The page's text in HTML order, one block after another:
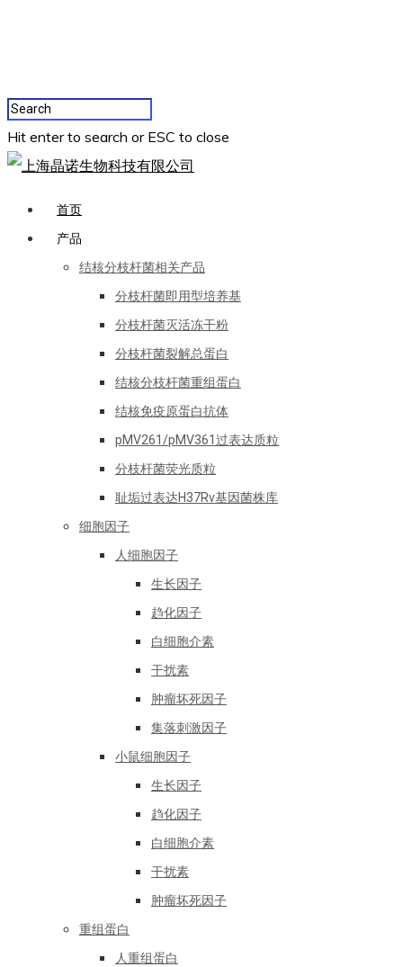
Hit enter to search or ESC to close
首页
产品
结核分枝杆菌相关产品
分枝杆菌即用型培养基
分枝杆菌灭活冻干粉
分枝杆菌裂解总蛋白
结核分枝杆菌重组蛋白
结核免疫原蛋白抗体
pMV261/pMV361过表达质粒
分枝杆菌荧光质粒
耻垢过表达H37Rv基因菌株库
细胞因子
人细胞因子
生长因子
趋化因子
白细胞介素
干扰素
肿瘤坏死因子
集落刺激因子
小鼠细胞因子
生长因子
趋化因子
白细胞介素
干扰素
肿瘤坏死因子
重组蛋白
人重组蛋白